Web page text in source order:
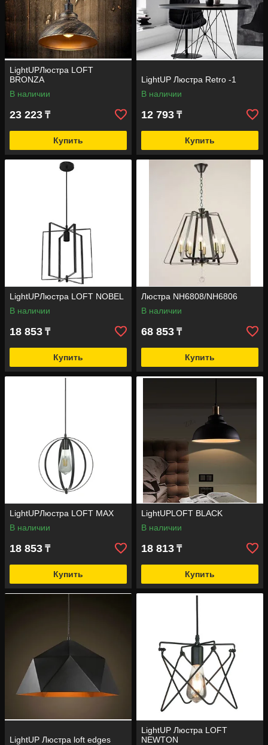
LightUPЛюстра LOFT
BRONZA
В наличии
23 223 ₸
Купить
LightUP Люстра Retro -1
В наличии
12 793 ₸
Купить
LightUPЛюстра LOFT NOBEL
В наличии
18 853 ₸
Купить
Люстра NH6808/NH6806
В наличии
68 853 ₸
Купить
LightUPЛюстра LOFT MAX
В наличии
18 853 ₸
Купить
LightUPLOFT BLACK
В наличии
18 813 ₸
Купить
LightUP Люстра loft edges
LightUP Люстра LOFT
NEWTON